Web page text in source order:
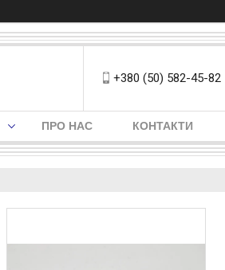
+380 (50) 582-45-82
ПРО НАС КОНТАКТИ